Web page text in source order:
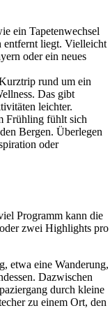
ein Tapetenwechsel
entfernt liegt. Vielleicht
oder ein neues
rund um ein
Das gibt
leichter.
Frühling fühlt sich
Bergen. Überlegen
oder
Programm kann die
zwei Highlights pro
etwa eine Wanderung,
Dazwischen
durch kleine
zu einem Ort, den